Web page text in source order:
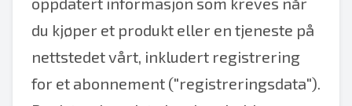
du kjøper et produkt eller en tjeneste på
nettstedet vårt, inkludert registrering
for et abonnement ("registreringsdata").